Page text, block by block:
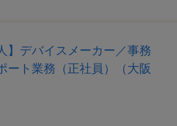
】デバイスメーカー／事務
ート業務（正社員）（大阪